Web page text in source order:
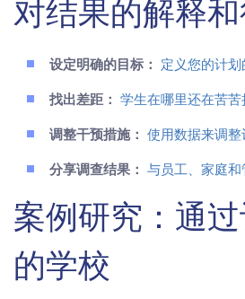
对结果的解释和
设定明确的目标： 定义您的计划
找出差距： 学生在哪里还在苦苦
调整干预措施： 使用数据来调整
分享调查结果： 与员工、家庭和
案例研究：通
的学校